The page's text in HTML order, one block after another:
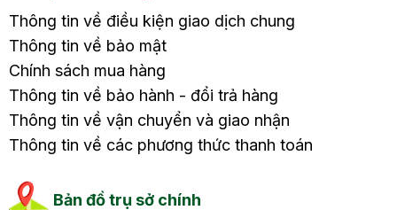
Thông tin về điều kiện giao dịch chung
Thông tin về bảo mật
Chính sách mua hàng
Thông tin về bảo hành - đổi trả hàng
Thông tin về vận chuyển và giao nhận
Thông tin về các phương thức thanh toán
Bản đồ trụ sở chính